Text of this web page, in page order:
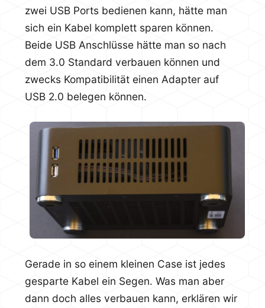
zwei USB Ports bedienen kann, hätte man
sich ein Kabel komplett sparen können.
Beide USB Anschlüsse hätte man so nach
dem 3.0 Standard verbauen können und
zwecks Kompatibilität einen Adapter auf
USB 2.0 belegen können.
Gerade in so einem kleinen Case ist jedes
gesparte Kabel ein Segen. Was man aber
dann doch alles verbauen kann, erklären wir